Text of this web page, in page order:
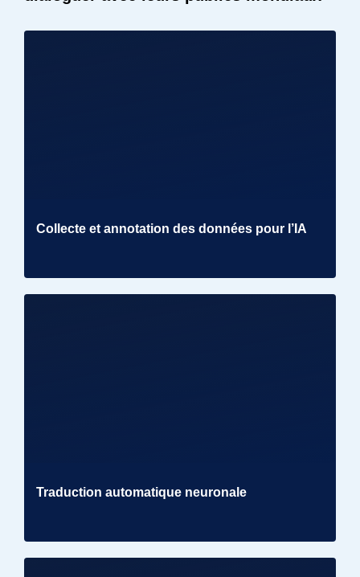
Collecte et annotation des données pour l’IA
Traduction automatique neuronale